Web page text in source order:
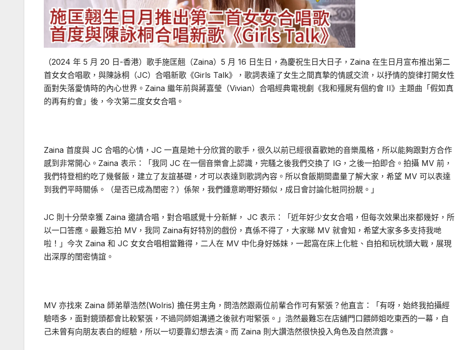
（2024 年 5 月 20 日-香港）歌手施匡翹（Zaina）5 月 16 日生日，為慶祝生日大日子，Zaina 在生日月宣布推出第二
首女女合唱歌，與陳詠桐（JC）合唱新歌《Girls Talk》，歌詞表達了女生之間真摯的情感交流，以抒情的旋律打開女性
面對失落愛情時的內心世界。Zaina 繼年前與蔣嘉瑩（Vivian）合唱經典電視劇《我和殭屍有個約會 II》主題曲「假如真
的再有約會」後，今次第二度女女合唱。
Zaina 首度與 JC 合唱的心情，JC 一直是她十分欣賞的歌手，很久以前已經很喜歡她的音樂風格，所以能夠跟對方合作
感到非常開心。Zaina 表示：「我同 JC 在一個音樂會上認識，完騷之後我們交換了 IG，之後一拍即合。拍攝 MV 前，
我們特登相約吃了幾餐飯，建立了友誼基礎，才可以表達到歌詞內容。所以食飯期間盡量了解大家，希望 MV 可以表達
到我們平時關係。（是否已成為閨密？）係架，我們鍾意啲嘢好類似，成日會討論化粧同扮靚。」
JC 則十分榮幸獲 Zaina 邀請合唱，對合唱感覺十分新鮮， JC 表示：「近年好少女女合唱，但每次效果出來都幾好，所
以一口答應。最難忘拍 MV，我同 Zaina有好特別的戲份，真係不得了，大家睇 MV 就會知，希望大家多多支持我哋
啦！」今次 Zaina 和 JC 女女合唱相當難得，二人在 MV 中化身好姊妹，一起窩在床上化粧、自拍和玩枕頭大戰，展現
出深厚的閨密情誼。
MV 亦找來 Zaina 師弟華浩然(Wolris) 擔任男主角，問浩然跟兩位前輩合作可有緊張？他直言：「有呀，始終我拍攝經
驗唔多，面對鏡頭都會比較緊張，不過同師姐溝通之後就冇咁緊張。」浩然最難忘在店舖門口餵師姐吃東西的一幕，自
己未曾有向朋友表白的經驗，所以一切要靠幻想去演。而 Zaina 則大讚浩然很快投入角色及自然流露。